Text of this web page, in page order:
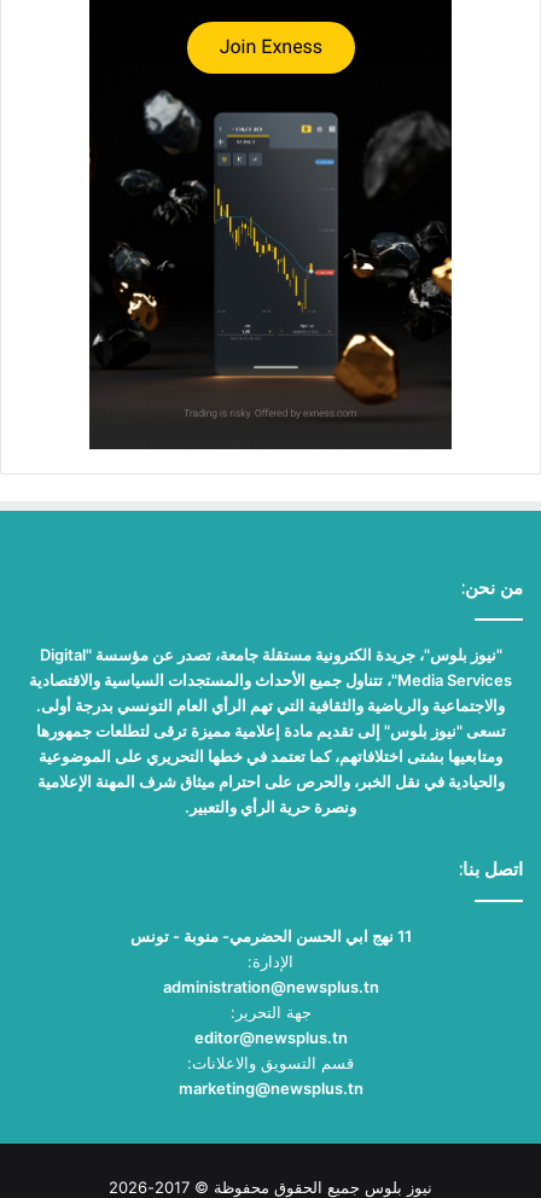
من نحن:
"نيوز بلوس"، جريدة الكترونية مستقلة جامعة، تصدر عن مؤسسة "Digital
Media Services"، تتناول جميع الأحداث والمستجدات السياسية والاقتصادية
والاجتماعية والرياضية والثقافية التي تهم الرأي العام التونسي بدرجة أولى.
تسعى "نيوز بلوس" إلى تقديم مادة إعلامية مميزة ترقى لتطلعات جمهورها
ومتابعيها بشتى اختلافاتهم، كما تعتمد في خطها التحريري على الموضوعية
والحيادية في نقل الخبر، والحرص على احترام ميثاق شرف المهنة الإعلامية
ونصرة حرية الرأي والتعبير.
اتصل بنا:
11 نهج ابي الحسن الحضرمي- منوبة - تونس
الإدارة:
administration@newsplus.tn
جهة التحرير:
editor@newsplus.tn
قسم التسويق والاعلانات:
marketing@newsplus.tn
نيوز بلوس جميع الحقوق محفوظة © 2017-2026